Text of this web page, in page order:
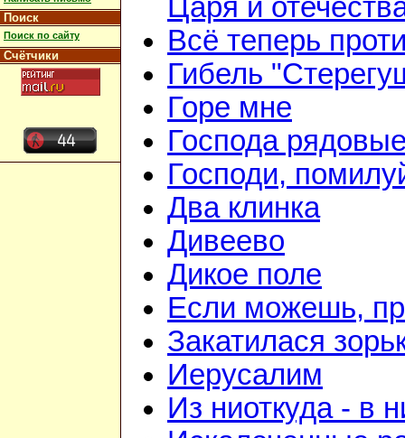
Поиск
Поиск по сайту
Счётчики
Царя и
Всё теперь
Гибель
Горе мне
Господа
Господи,
Два клинка
Дивеево
Дикое поле
Если можешь,
Закатилася
Иерусалим
Из ниоткуда - в